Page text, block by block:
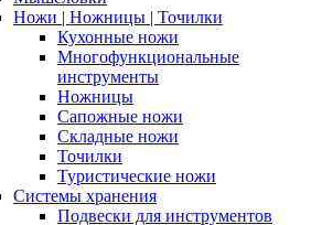
Ножи | Ножницы | Точилки
Кухонные ножи
Многофункциональные
инструменты
Ножницы
Сапожные ножи
Складные ножи
Точилки
Туристические ножи
Системы хранения
Подвески для инструментов